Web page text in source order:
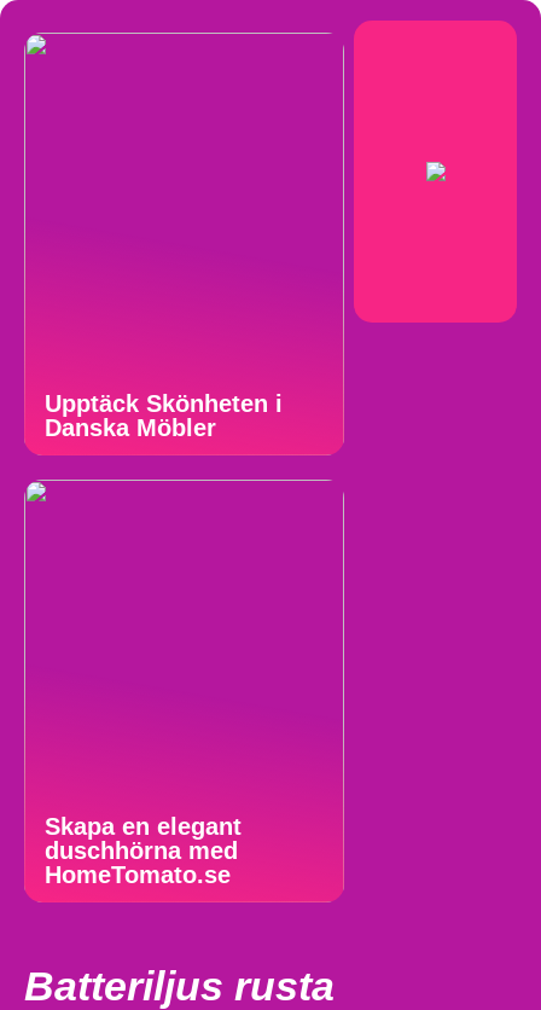
Upptäck Skönheten i
Danska Möbler
Skapa en elegant
duschhörna med
HomeTomato.se
Batteriljus rusta